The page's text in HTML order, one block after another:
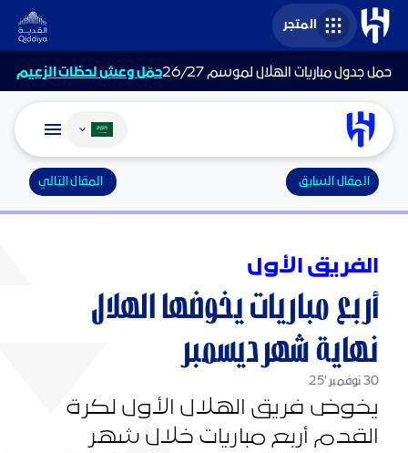
المتجر
حمل جدول مباريات الهلال لموسم 26/27 حمّل وعش لحظات الزعيم
تغيير اللغة
المقال السابق المقال التالي
الفريق الأول
أربع مباريات يخوضها الهلال
نهاية شهر ديسمبر
30 نوفمبر '25
يخوض فريق الهلال الأول لكرة
القدم أربع مباريات خلال شهر